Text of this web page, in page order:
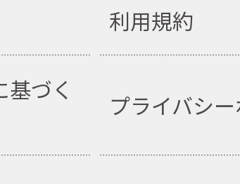
利用規約
づく
プライバシ